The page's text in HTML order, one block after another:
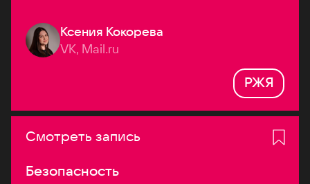
Ксения Кокорева
VK, Mail.ru
РЖЯ
Смотреть запись
Безопасность